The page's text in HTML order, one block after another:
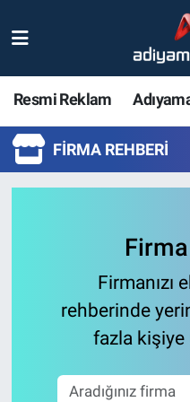
Resmi Reklam
FIRMA REHBERI
Firmanızı
rehberinde
fazla
Röportajlar
Bölge Haberleri
Asayiş
Sağlık
Nöbetçi Eczaneler
Adiyaman Namaz
Süper Lig Puan
Son Dakika
Haber Arşivi